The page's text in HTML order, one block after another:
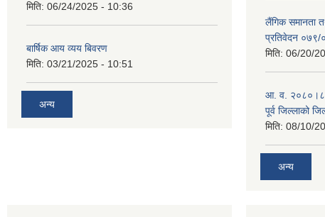
मिति: 06/24/2025 - 10:36
बार्षिक आय व्यय बिवरण
मिति: 03/21/2025 - 10:51
अन्य
लैंगिक समानता
प्रतिवेदन ०७९/
मिति: 06/20/
आ. व. २०८०।८१
पूर्व जिल्लाको
मिति: 08/10/
अन्य